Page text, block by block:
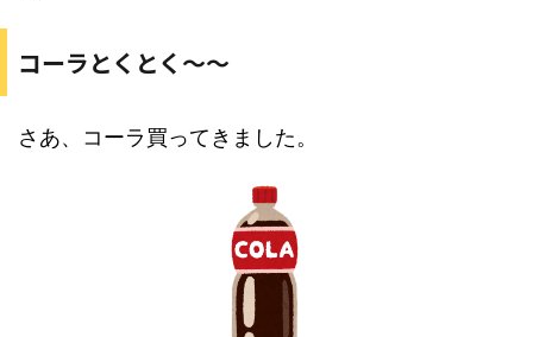
コーラとくとく〜〜
さあ、コーラ買ってきました。